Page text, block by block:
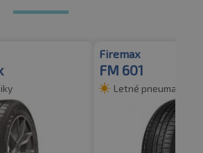
Firemax
FM 601
Letné pneumatiky